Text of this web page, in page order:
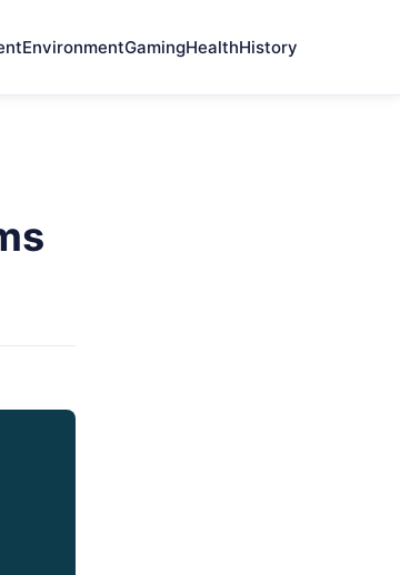
EnvironmentGamingHealthHistory